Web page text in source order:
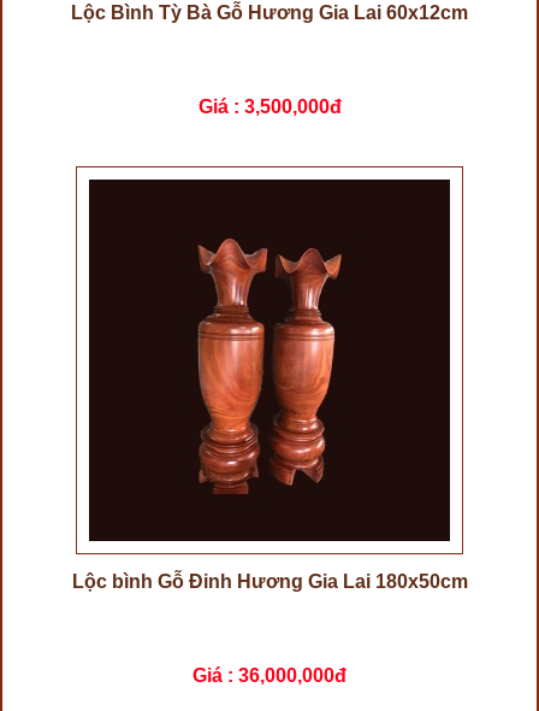
Lộc Bình Tỳ Bà Gỗ Hương Gia Lai 60x12cm
Giá : 3,500,000đ
Lộc bình Gỗ Đinh Hương Gia Lai 180x50cm
Giá : 36,000,000đ